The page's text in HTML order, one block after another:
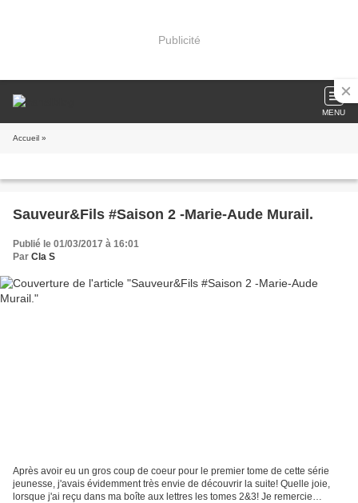
Publicité
MENU
Accueil »
Sauveur&Fils #Saison 2 -Marie-Aude Murail.
Publié le 01/03/2017 à 16:01
Par Cla S
Après avoir eu un gros coup de coeur pour le premier tome de cette série
jeunesse, j'avais évidemment très envie de découvrir la suite! Quelle joie,
lorsque j'ai reçu dans ma boîte aux lettres les tomes 2&3! Je remercie